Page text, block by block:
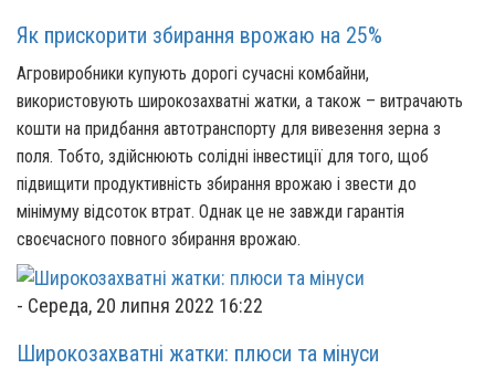
Як прискорити збирання врожаю на 25%
Агровиробники купують дорогі сучасні комбайни,
використовують широкозахватні жатки, а також – витрачають
кошти на придбання автотранспорту для вивезення зерна з
поля. Тобто, здійснюють солідні інвестиції для того, щоб
підвищити продуктивність збирання врожаю і звести до
мінімуму відсоток втрат. Однак це не завжди гарантія
своєчасного повного збирання врожаю.
- Середа, 20 липня 2022 16:22
Широкозахватні жатки: плюси та мінуси